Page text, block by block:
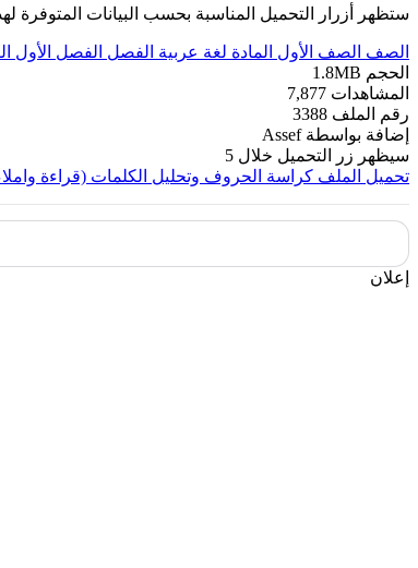
ستظهر أزرار التحميل المناسبة بحسب البيانات المتوفرة
الصف الصف الأول المادة لغة عربية الفصل الفصل الأول
الحجم 1.8MB
المشاهدات 7,877
رقم الملف 3388
إضافة بواسطة Assef
سيظهر زر التحميل خلال 5
تحميل الملف كراسة الحروف وتحليل الكلمات (قراءة
إعلان